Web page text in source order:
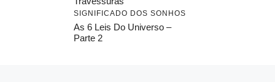
SIGNIFICADO DOS SONHOS
As 6 Leis Do Universo –
Parte 2